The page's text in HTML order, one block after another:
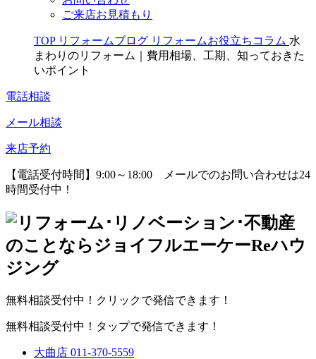
ご来店お見積もり
TOP リフォームブログ リフォームお役立ちコラム 水
まわりのリフォーム｜費用相場、工期、知っておきた
いポイント
電話相談
メール相談
来店予約
【電話受付時間】9:00～18:00
メールでのお問い合わせは24
時間受付中！
無料相談受付中！クリックで発信できます！
無料相談受付中！タップで発信できます！
大曲店 011-370-5559